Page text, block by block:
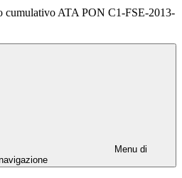
cumulativo ATA PON C1-FSE-2013-
Menu di